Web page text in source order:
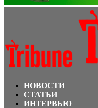
НОВОСТИ
СТАТЬИ
ИНТЕРВЬЮ